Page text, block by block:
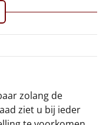
zolang de
ziet u bij ieder